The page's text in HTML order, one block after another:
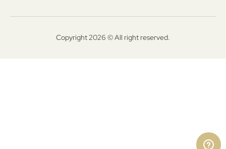
Copyright 2026 © All right reserved.